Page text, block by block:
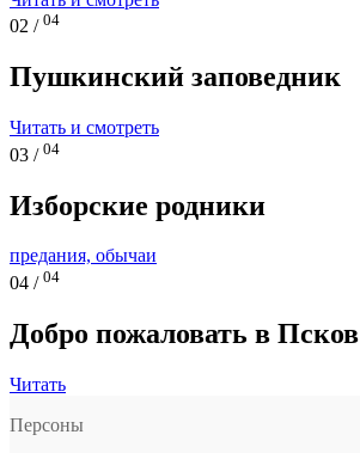
02 / 04
Пушкинский заповедник
Читать и смотреть
03 / 04
Изборские родники
предания, обычаи
04 / 04
Добро пожаловать в Псков
Читать
Персоны